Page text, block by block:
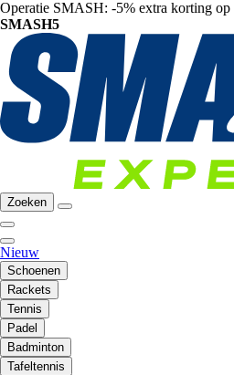
Operatie SMASH: -5% extra korting op
SMASH5
Zoeken
Nieuw
Schoenen
Rackets
Tennis
Padel
Badminton
Tafeltennis